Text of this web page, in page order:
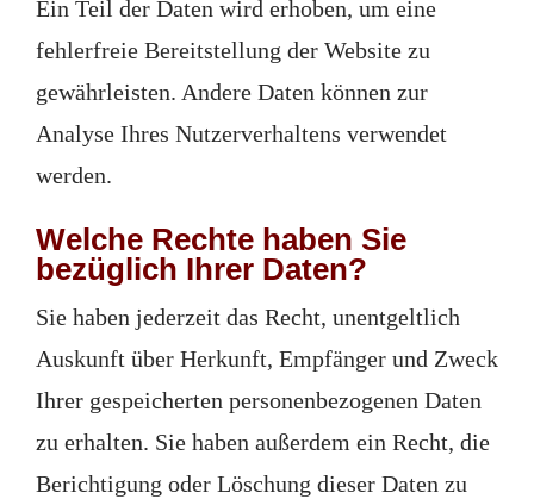
Ein Teil der Daten wird erhoben, um eine
fehlerfreie Bereitstellung der Website zu
gewährleisten. Andere Daten können zur
Analyse Ihres Nutzerverhaltens verwendet
werden.
Welche Rechte haben Sie
bezüglich Ihrer Daten?
Sie haben jederzeit das Recht, unentgeltlich
Auskunft über Herkunft, Empfänger und Zweck
Ihrer gespeicherten personenbezogenen Daten
zu erhalten. Sie haben außerdem ein Recht, die
Berichtigung oder Löschung dieser Daten zu